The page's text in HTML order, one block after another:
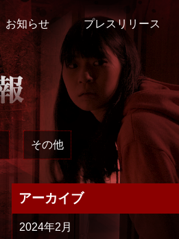
お知らせ プレスリリース
その他
アーカイブ
2024年2月